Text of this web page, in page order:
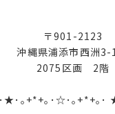
〒901-2123
沖縄県浦添市西洲3-
2075区画 2階
★･｡+*+｡･☆･｡+*+｡･